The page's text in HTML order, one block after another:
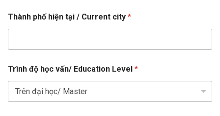
h
ố
i
t
d
a
t
h
ô
g
h
ố
l
ê
Thành phố hiện tại / Current city *
Trình độ học vấn/ Education Level *